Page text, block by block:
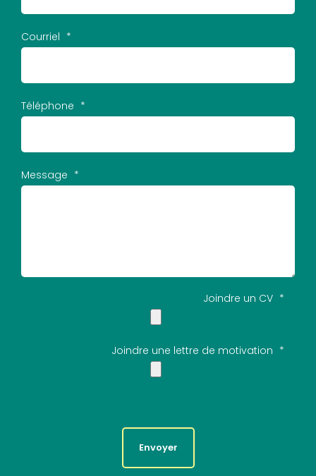
Courriel *
Téléphone *
Message *
Joindre un CV *
Joindre une lettre de motivation *
Envoyer